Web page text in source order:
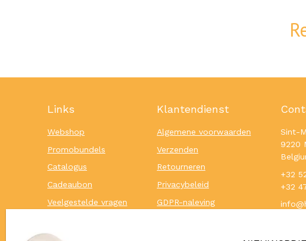
Links
Webshop
Promobundels
Catalogus
Cadeaubon
Veelgestelde vragen
Klantendienst
Algemene voorwaarden
Verzenden
Retourneren
Privacybeleid
GDPR-naleving
Sint-
9220
+32
+32